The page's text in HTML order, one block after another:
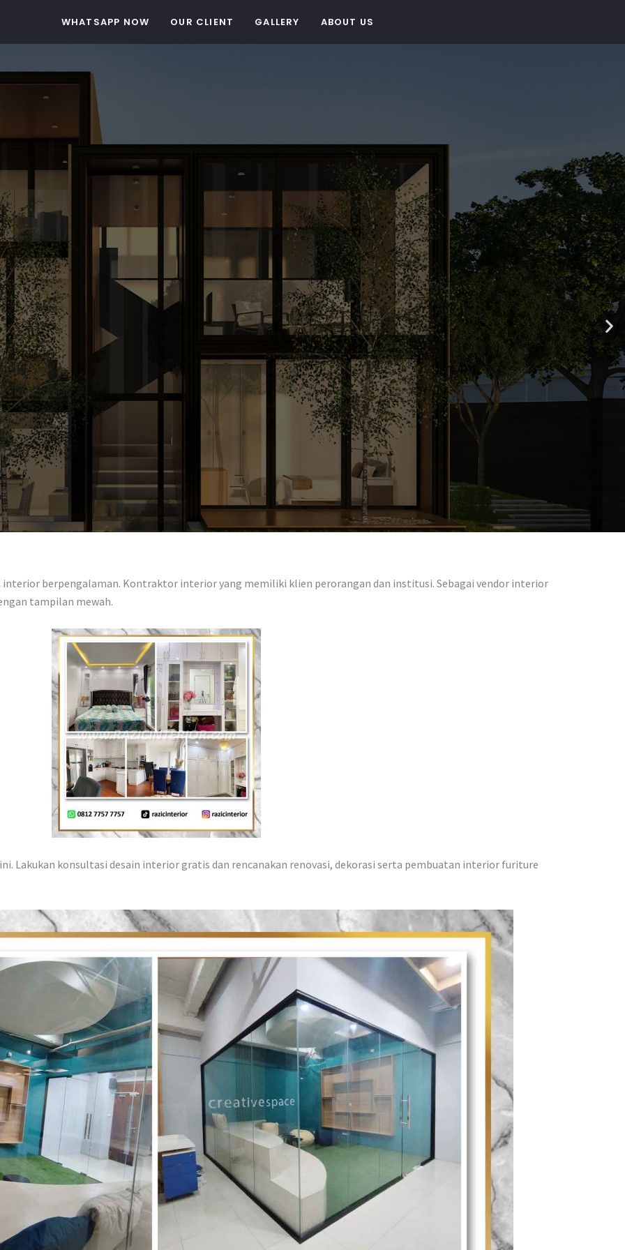
WHATSAPP NOW OUR CLIENT GALLERY ABOUT US
berpengalaman. Kontraktor interior yang memiliki klien perorangan dan institusi. Sebagai vendor interior
tampilan mewah.
Lakukan konsultasi desain interior gratis dan rencanakan renovasi, dekorasi serta pembuatan interior furiture